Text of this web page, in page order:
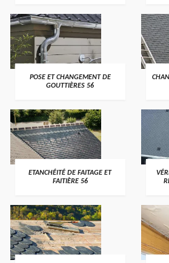
>
POSE ET CHANGEMENT DE
GOUTTIÈRES 56
>
ETANCHÉITÉ DE FAITAGE ET
FAITIÈRE 56